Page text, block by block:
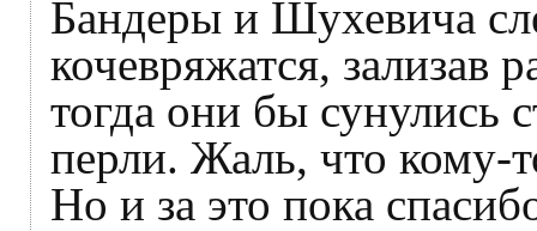
Бандеры и Шухевича
кочевряжатся, зализав
тогда они бы сунулись
перли. Жаль, что кому-
Но и за это пока